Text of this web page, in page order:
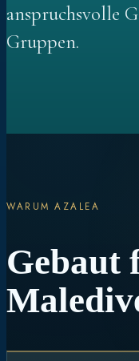
anspruchsvolle
Gruppen.
WARUM AZALEA
Gebaut